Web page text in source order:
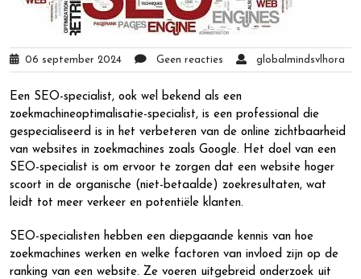
06 september 2024 Geen reacties globalmindsvlhora
Een SEO-specialist, ook wel bekend als een
zoekmachineoptimalisatie-specialist, is een professional die
gespecialiseerd is in het verbeteren van de online zichtbaarheid
van websites in zoekmachines zoals Google. Het doel van een
SEO-specialist is om ervoor te zorgen dat een website hoger
scoort in de organische (niet-betaalde) zoekresultaten, wat
leidt tot meer verkeer en potentiële klanten.
SEO-specialisten hebben een diepgaande kennis van hoe
zoekmachines werken en welke factoren van invloed zijn op de
ranking van een website. Ze voeren uitgebreid onderzoek uit